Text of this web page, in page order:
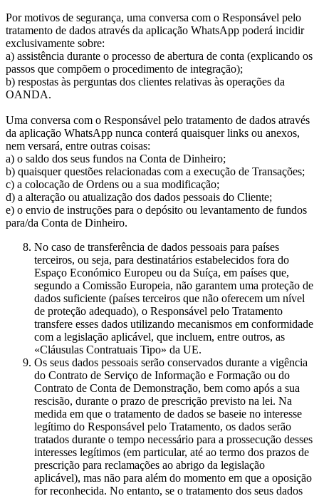
Por motivos de segurança, uma conversa com o Responsável pelo
tratamento de dados através da aplicação WhatsApp poderá incidir
exclusivamente sobre:
a) assistência durante o processo de abertura de conta (explicando os
passos que compõem o procedimento de integração);
b) respostas às perguntas dos clientes relativas às operações da
OANDA.
Uma conversa com o Responsável pelo tratamento de dados através
da aplicação WhatsApp nunca conterá quaisquer links ou anexos,
nem versará, entre outras coisas:
a) o saldo dos seus fundos na Conta de Dinheiro;
b) quaisquer questões relacionadas com a execução de Transações;
c) a colocação de Ordens ou a sua modificação;
d) a alteração ou atualização dos dados pessoais do Cliente;
e) o envio de instruções para o depósito ou levantamento de fundos
para/da Conta de Dinheiro.
No caso de transferência de dados pessoais para países
terceiros, ou seja, para destinatários estabelecidos fora do
Espaço Económico Europeu ou da Suíça, em países que,
segundo a Comissão Europeia, não garantem uma proteção de
dados suficiente (países terceiros que não oferecem um nível
de proteção adequado), o Responsável pelo Tratamento
transfere esses dados utilizando mecanismos em conformidade
com a legislação aplicável, que incluem, entre outros, as
«Cláusulas Contratuais Tipo» da UE.
Os seus dados pessoais serão conservados durante a vigência
do Contrato de Serviço de Informação e Formação ou do
Contrato de Conta de Demonstração, bem como após a sua
rescisão, durante o prazo de prescrição previsto na lei. Na
medida em que o tratamento de dados se baseie no interesse
legítimo do Responsável pelo Tratamento, os dados serão
tratados durante o tempo necessário para a prossecução desses
interesses legítimos (em particular, até ao termo dos prazos de
prescrição para reclamações ao abrigo da legislação
aplicável), mas não para além do momento em que a oposição
for reconhecida. No entanto, se o tratamento dos seus dados